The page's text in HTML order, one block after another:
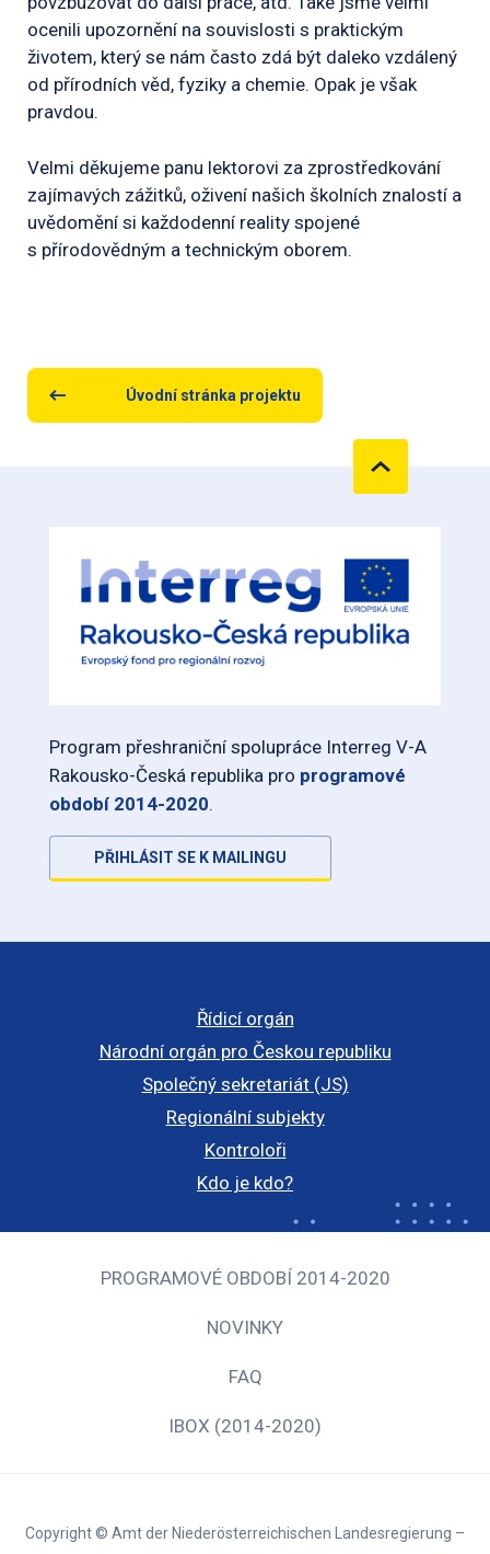
ocenili upozornění na souvislosti s praktickým
životem, který se nám často zdá být daleko vzdálený
od přírodních věd, fyziky a chemie. Opak je však
pravdou.
Velmi děkujeme panu lektorovi za zprostředkování
zajímavých zážitků, oživení našich školních znalostí a
uvědomění si každodenní reality spojené
s přírodovědným a technickým oborem.
Úvodní stránka projektu
Program přeshraniční spolupráce Interreg V-A
Rakousko-Česká republika pro programové
období 2014-2020.
PŘIHLÁSIT SE K MAILINGU
Řídicí orgán
Národní orgán pro Českou republiku
Společný sekretariát (JS)
Regionální subjekty
Kontroloři
Kdo je kdo?
PROGRAMOVÉ OBDOBÍ 2014-2020
NOVINKY
FAQ
IBOX (2014-2020)
Copyright © Amt der Niederösterreichischen Landesregierung –